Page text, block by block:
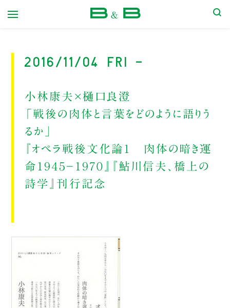
2016/11/04 Fri -
小林康夫×樋口良澄
「戦後の肉体と言葉をどのように語りう
るか」
『オペラ戦後文化論１ 肉体の暗き運
命１９４５－１９７０』『鮎川信夫、橋上の
詩学』刊行記念